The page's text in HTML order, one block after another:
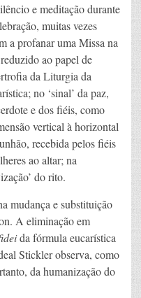
e meditação durante
muitas vezes
a profanar uma Missa na
ao papel de
da Liturgia da
no ‘sinal’ da paz,
e dos fiéis, como
vertical à horizontal
recebida pelos fiéis
ao altar; na
do rito.
mudança e substituição
A eliminação em
da fórmula eucarística
Stickler observa, como
da humanização do